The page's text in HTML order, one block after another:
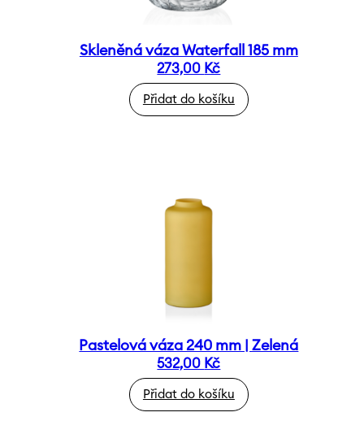
Skleněná váza Waterfall 185 mm
273,00 Kč
Přidat do košíku
Pastelová váza 240 mm | Zelená
532,00 Kč
Přidat do košíku